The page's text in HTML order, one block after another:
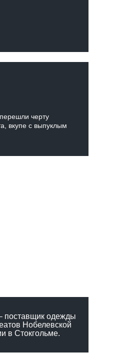
черту
вкупе с выпуклым
поставщик одежды
Нобелевской
в Стокгольме.